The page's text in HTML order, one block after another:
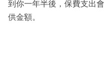
到你一年半後，保費支出
供金額。